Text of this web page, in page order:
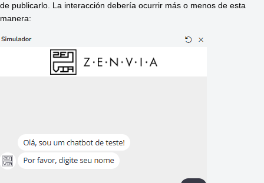
de publicarlo. La interacción debería ocurrir más o menos de esta
manera: